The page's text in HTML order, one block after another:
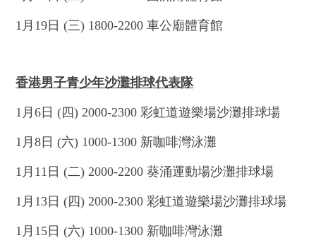
1月19日 (三) 1800-2200 車公廟體育館
香港男子青少年沙灘排球代表隊
1月6日 (四) 2000-2300 彩虹道遊樂場沙灘排球場
1月8日 (六) 1000-1300 新咖啡灣泳灘
1月11日 (二) 2000-2200 葵涌運動場沙灘排球場
1月13日 (四) 2000-2300 彩虹道遊樂場沙灘排球場
1月15日 (六) 1000-1300 新咖啡灣泳灘